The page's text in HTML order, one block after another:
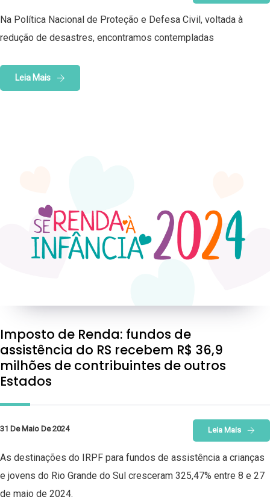
Na Política Nacional de Proteção e Defesa Civil, voltada à
redução de desastres, encontramos contempladas
Leia Mais
Imposto de Renda: fundos de
assistência do RS recebem R$ 36,9
milhões de contribuintes de outros
Estados
31 De Maio De 2024 Leia Mais
As destinações do IRPF para fundos de assistência a crianças
e jovens do Rio Grande do Sul cresceram 325,47% entre 8 e 27
de maio de 2024.